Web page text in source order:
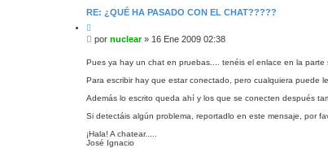
RE: ¿QUÉ HA PASADO CON EL CHAT?????
i
t
r
M
n
a
por nuclear» 16 Ene 2009 02:38
Pues ya hay un chat en pruebas.... tenéis el enlace en la parte
Para escribir hay que estar conectado, pero cualquiera puede
Además lo escrito queda ahí y los que se conecten después
Si detectáis algún problema, reportadlo en este mensaje, por
¡Hala! A chatear.....
José Ignacio